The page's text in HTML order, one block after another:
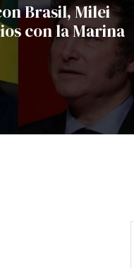
Brasil, Milei
con la Marina